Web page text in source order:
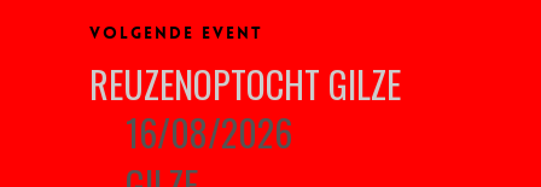
VOLGENDE EVENT
REUZENOPTOCHT GILZE
16/08/2026